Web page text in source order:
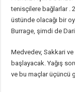
tenisçilere bağlarlar .
üstünde olacağı bir
Burrage, şimdi de
Medvedev, Sakkari
başlayacak. Yağış
ve bu maçlar üçüncü